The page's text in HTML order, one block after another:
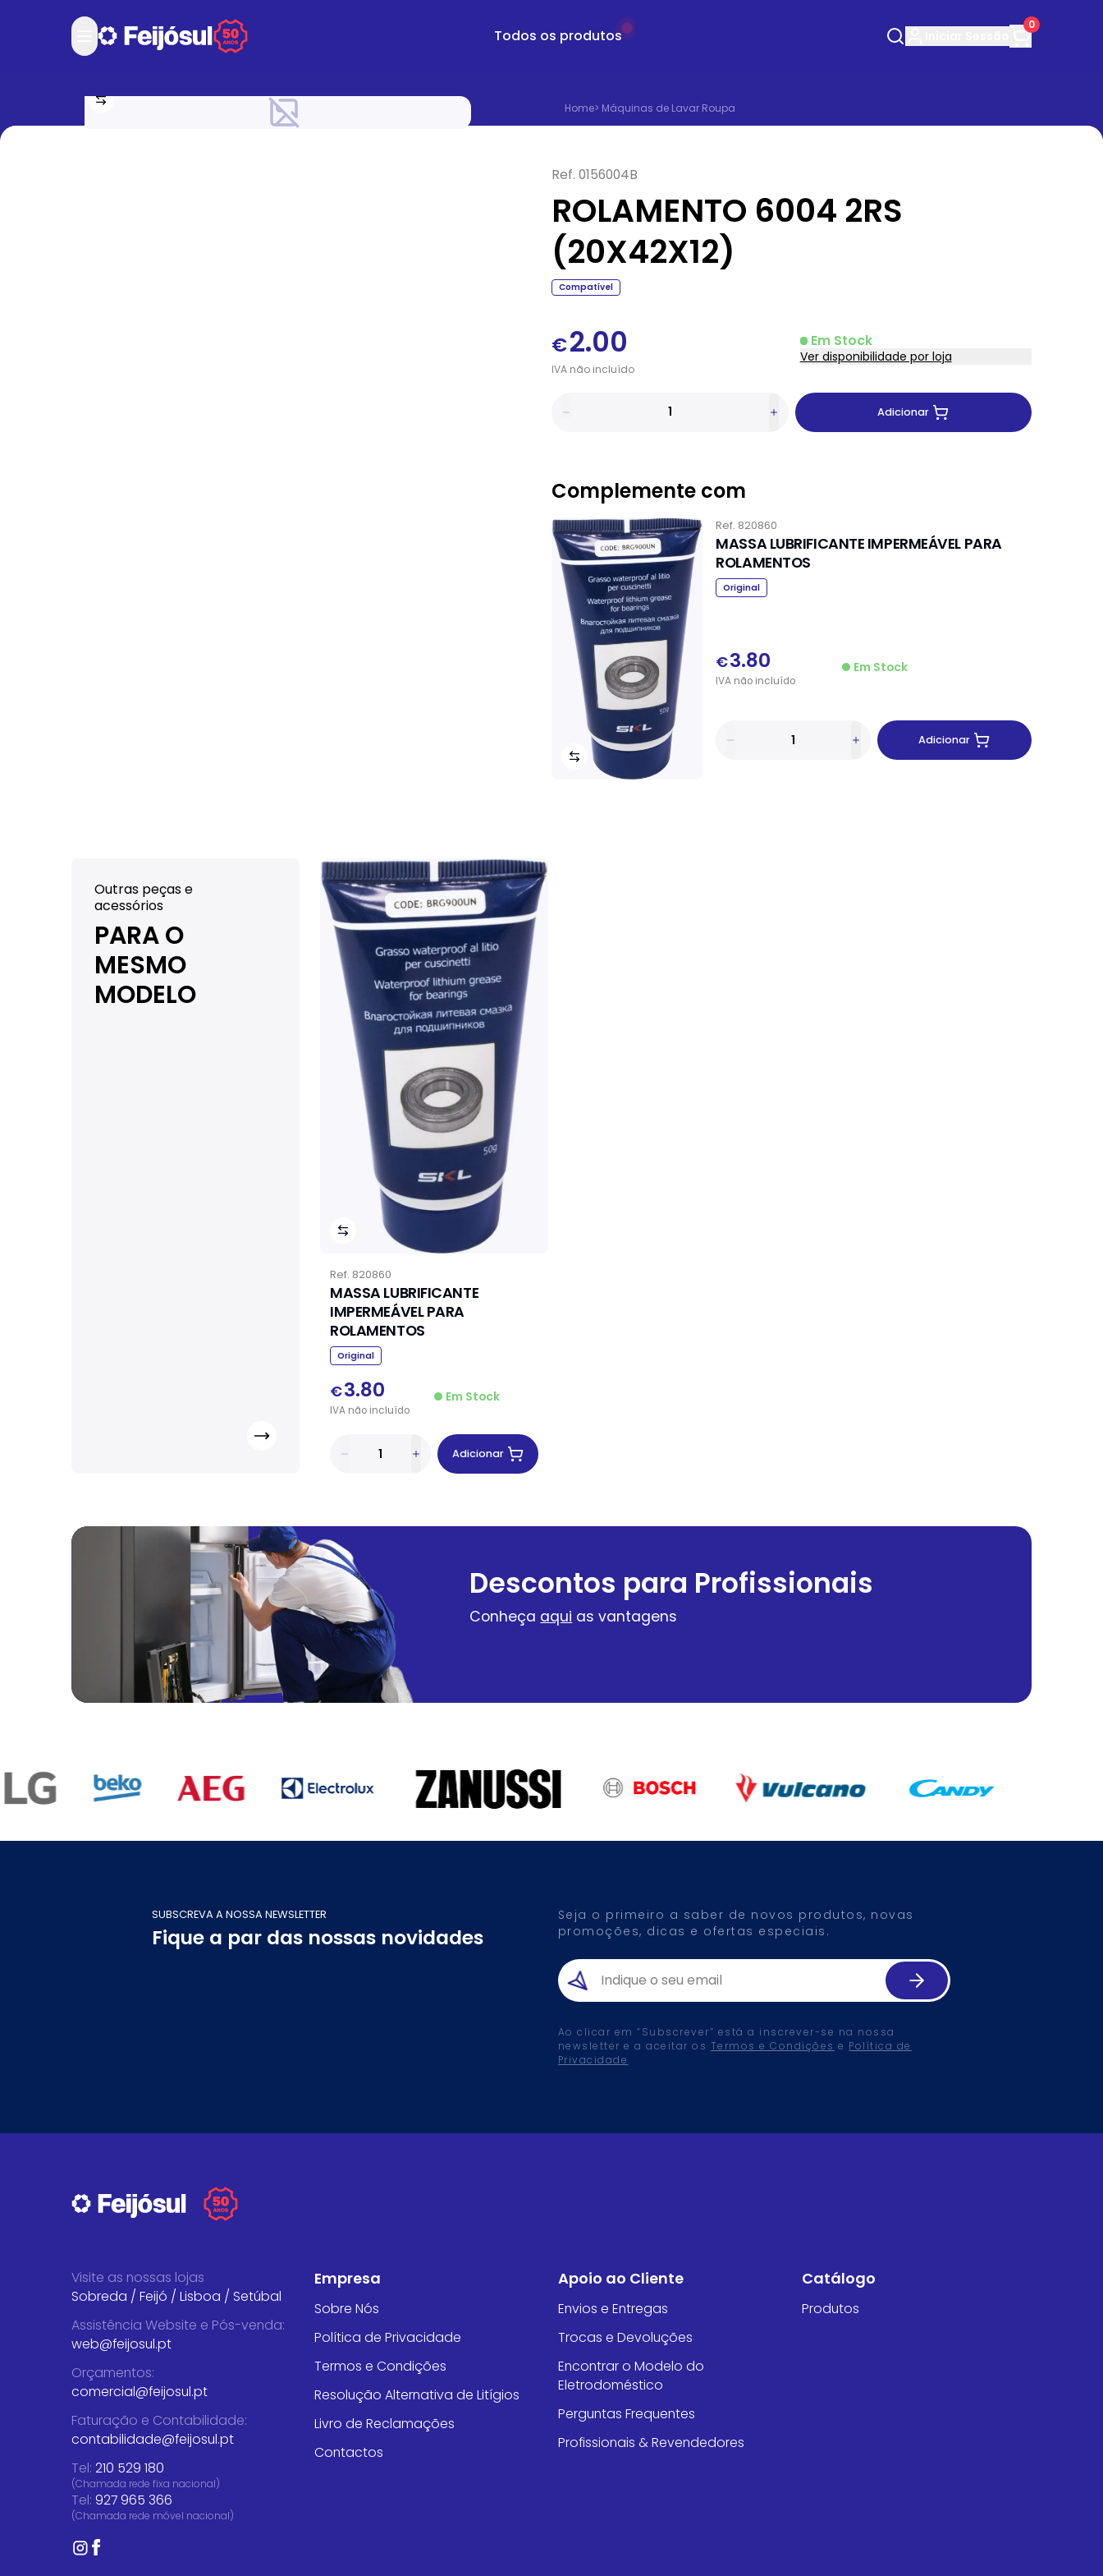
Todos os produtos
0
Home> Máquinas de Lavar Roupa
Ref. 0156004B
ROLAMENTO 6004 2RS
(20X42X12)
Compatível
€2.00
IVAnãoincluído
Em Stock
Ver disponibilidade por loja
Adicionar
Complemente com
Ref. 820860
MASSA LUBRIFICANTE IMPERMEÁVEL PARA
ROLAMENTOS
Original
€3.80
IVA não incluído
Em Stock
Adicionar
Outras peças e
acessórios
PARA O
MESMO
MODELO
Ref. 820860
MASSA LUBRIFICANTE
IMPERMEÁVEL PARA
ROLAMENTOS
Original
€3.80
IVA não incluído
Em Stock
Adicionar
Descontos para Profissionais
Conheça aqui as vantagens
SUBSCREVA A NOSSA NEWSLETTER
Fique a par das nossas novidades
Seja o primeiro a saber de novos produtos, novas
promoções, dicas e ofertas especiais.
Ao clicar em “Subscrever” está a inscrever-se na nossa
newsletter e a aceitar os Termos e Condições e Política de
Privacidade.
Visite as nossas lojas
Sobreda / Feijó / Lisboa / Setúbal
Assistência Website e Pós-venda:
web@feijosul.pt
Orçamentos:
comercial@feijosul.pt
Faturação e Contabilidade:
contabilidade@feijosul.pt
Tel: 210 529 180
(Chamada rede fixa nacional)
Tel: 927 965 366
(Chamada rede móvel nacional)
Empresa
Sobre Nós
Política de Privacidade
Termos e Condições
Resolução Alternativa de Litígios
Livro de Reclamações
Contactos
Apoio ao Cliente
Envios e Entregas
Trocas e Devoluções
Encontrar o Modelo do
Eletrodoméstico
Perguntas Frequentes
Profissionais & Revendedores
Catálogo
Produtos